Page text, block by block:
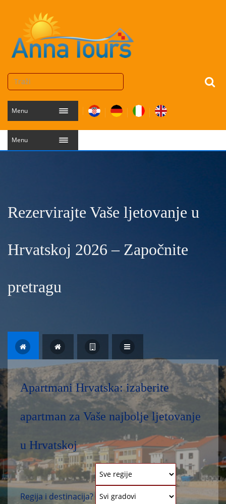
Menu
Menu
Rezervirajte Vaše ljetovanje u
Hrvatskoj 2026 – Započnite
pretragu
Apartmani Hrvatska: izaberite
apartman za Vaše najbolje ljetovanje
u Hrvatskoj
Regija i destinacija?